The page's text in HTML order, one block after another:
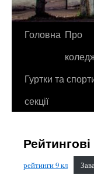
Головна Про
Гуртки та
секції
рейтинги 9 кл